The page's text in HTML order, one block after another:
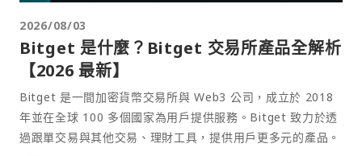
2026/08/03
Bitget 是什麼？Bitget 交易所產品全解析
【2026 最新】
Bitget 是一間加密貨幣交易所與 Web3 公司，成立於 2018
年並在全球 100 多個國家為用戶提供服務。Bitget 致力於透
過跟單交易與其他交易、理財工具，提供用戶更多元的產品。